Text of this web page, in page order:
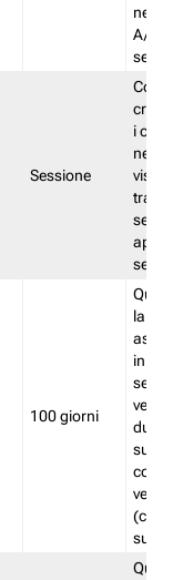
nel
A/B.
Sessione
i
nel
100 giorni
la
in